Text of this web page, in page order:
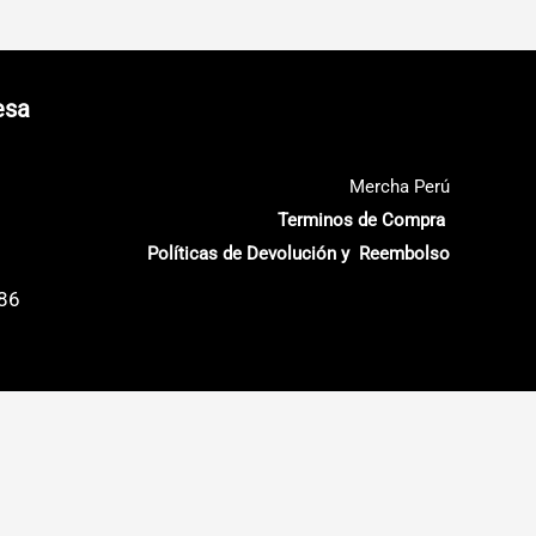
Mercha Perú
Terminos de Compra
Políticas de Devolución y Reembolso